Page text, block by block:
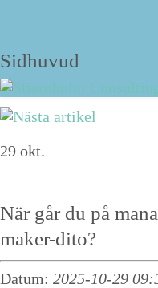
Sidhuvud
Navigering
Tjänster
Föreläsningar
Personlig
29 okt.
När går du på
maker-dito?
Datum: 2025-10-29